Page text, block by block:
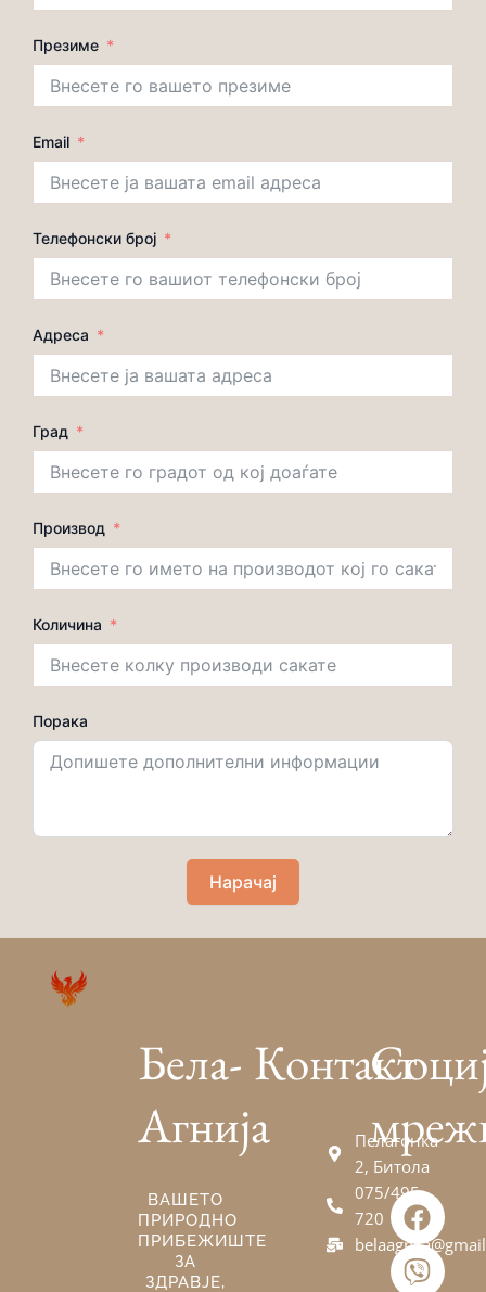
Презиме
Email
Телефонски број
Адреса
Град
Производ
Количина
Порака
Нарачај
Бела-
Агнија
ВАШЕТО
ПРИРОДНО
ПРИБЕЖИШТЕ
ЗА
ЗДРАВЈЕ,
Контакт
Пелагонка
2, Битола
075/495-
720
F
a
c
e
V
i
b
e
E
n
v
e